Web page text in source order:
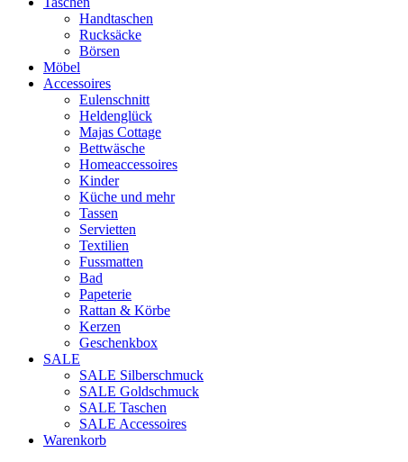
Handtaschen
Rucksäcke
Börsen
Möbel
Accessoires
Eulenschnitt
Heldenglück
Majas Cottage
Bettwäsche
Homeaccessoires
Kinder
Küche und mehr
Tassen
Servietten
Textilien
Fussmatten
Bad
Papeterie
Rattan & Körbe
Kerzen
Geschenkbox
SALE
SALE Silberschmuck
SALE Goldschmuck
SALE Taschen
SALE Accessoires
Warenkorb